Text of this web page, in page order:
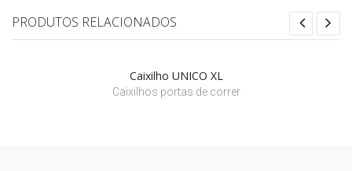
PRODUTOS RELACIONADOS
Caixilho UNICO XL
Caixilhos portas de correr